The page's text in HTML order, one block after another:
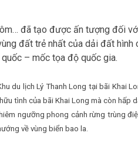
đã tạo được ấn tượng đối
đất trẻ nhất của dải đất hình
– mốc tọa độ quốc gia.
du lịch Lý Thanh Long tại bãi Khai
tình của bãi Khai Long mà còn hấp
ngưỡng phong cảnh rừng trùng
về vùng biển bao la.